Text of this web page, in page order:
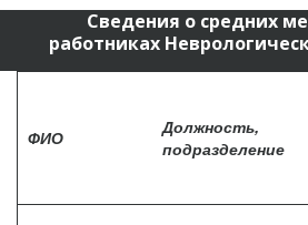
Сведения о средних
работниках
ФИО
Должность,
подразделение